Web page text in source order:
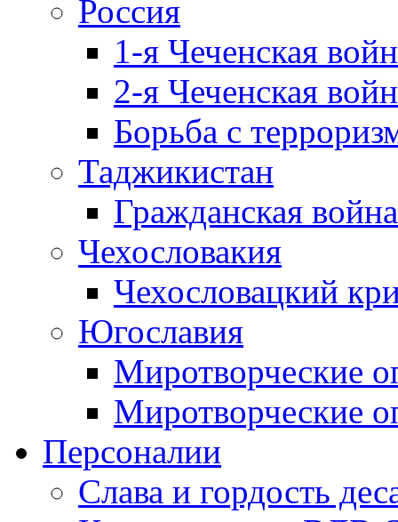
Россия
1-я Чеченская
2-я Чеченская
Борьба с
Таджикистан
Гражданская
Чехословакия
Чехословацкий
Югославия
Миротворческие
Миротворческие
Персоналии
Слава и гордость